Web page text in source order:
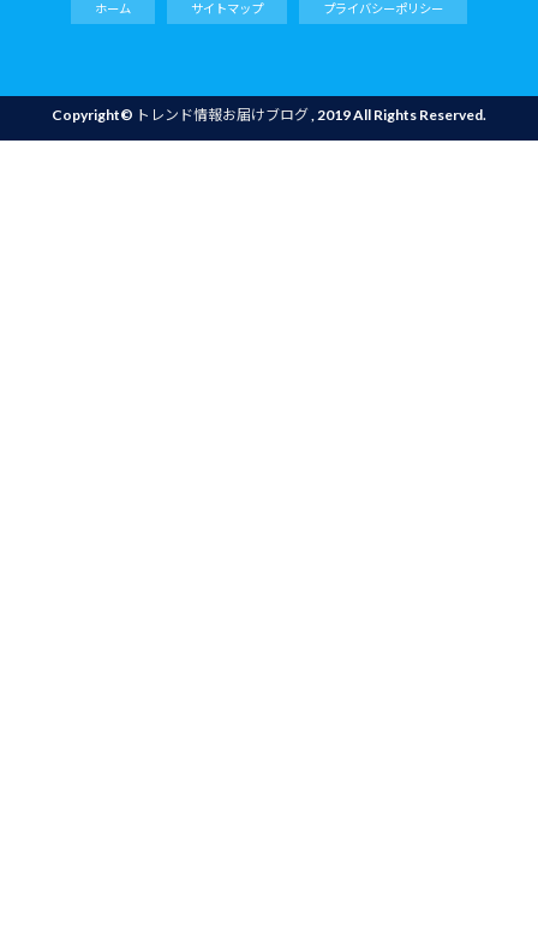
ホーム サイトマップ プライバシーポリシー
Copyright© トレンド情報お届けブログ, 2019 All Rights Reserved.